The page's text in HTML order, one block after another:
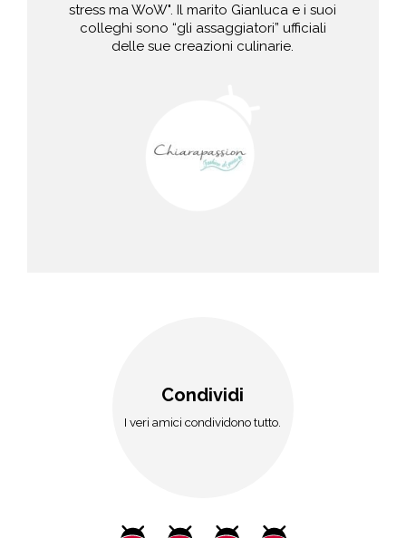
stress ma WoW". Il marito Gianluca e i suoi
colleghi sono “gli assaggiatori” ufficiali
delle sue creazioni culinarie.
Condividi
I veri amici condividono tutto.